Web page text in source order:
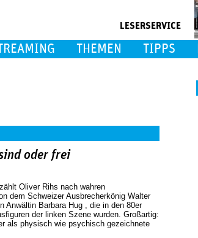
LESERSERVICE
THEMEN TIPPS
oder frei
Oliver Rihs nach wahren
dem Schweizer Ausbrecherkönig Walter
Anwältin Barbara Hug , die in den 80er
der linken Szene wurden. Großartig:
als physisch wie psychisch gezeichnete